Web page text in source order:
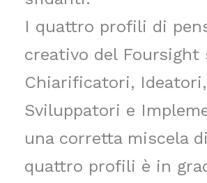
I quattro profili di
creativo del Foursight
Chiarificatori, Ideatori,
Sviluppatori e
una corretta miscela
quattro profili è in